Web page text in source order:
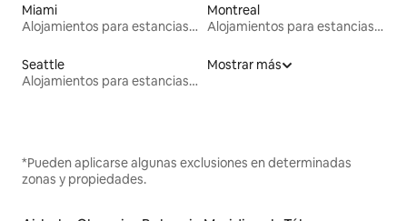
Miami
Alojamientos para estancias largas
Montreal
Alojamientos para estancias largas
Seattle
Alojamientos para estancias largas
Mostrar más
*Pueden aplicarse algunas exclusiones en determinadas
zonas y propiedades.